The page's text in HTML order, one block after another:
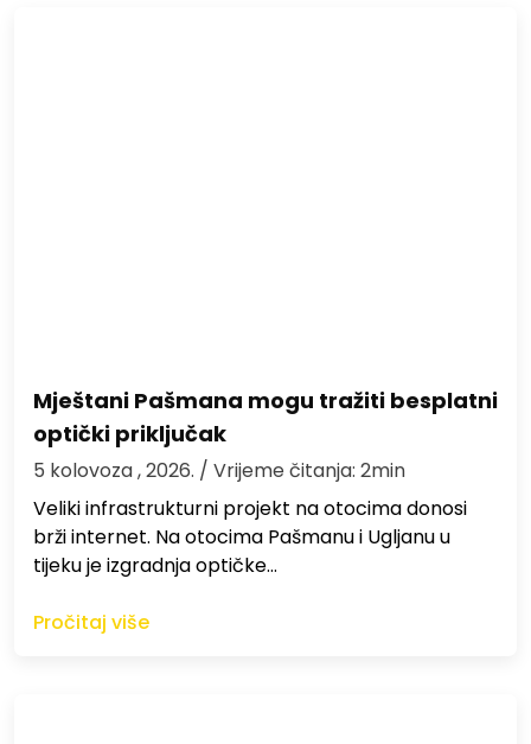
Mještani Pašmana mogu tražiti besplatni
optički priključak
5 kolovoza , 2026. / Vrijeme čitanja: 2min
Veliki infrastrukturni projekt na otocima donosi
brži internet. Na otocima Pašmanu i Ugljanu u
tijeku je izgradnja optičke…
Pročitaj više